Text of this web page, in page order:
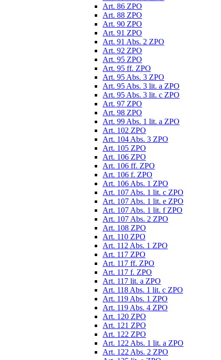
Art. 86 ZPO
Art. 88 ZPO
Art. 90 ZPO
Art. 91 ZPO
Art. 91 Abs. 2 ZPO
Art. 92 ZPO
Art. 95 ZPO
Art. 95 ff. ZPO
Art. 95 Abs. 3 ZPO
Art. 95 Abs. 3 lit. a ZPO
Art. 95 Abs. 3 lit. c ZPO
Art. 97 ZPO
Art. 98 ZPO
Art. 99 Abs. 1 lit. a ZPO
Art. 102 ZPO
Art. 104 Abs. 3 ZPO
Art. 105 ZPO
Art. 106 ZPO
Art. 106 ff. ZPO
Art. 106 f. ZPO
Art. 106 Abs. 1 ZPO
Art. 107 Abs. 1 lit. c ZPO
Art. 107 Abs. 1 lit. e ZPO
Art. 107 Abs. 1 lit. f ZPO
Art. 107 Abs. 2 ZPO
Art. 108 ZPO
Art. 110 ZPO
Art. 112 Abs. 1 ZPO
Art. 117 ZPO
Art. 117 ff. ZPO
Art. 117 f. ZPO
Art. 117 lit. a ZPO
Art. 118 Abs. 1 lit. c ZPO
Art. 119 Abs. 1 ZPO
Art. 119 Abs. 4 ZPO
Art. 120 ZPO
Art. 121 ZPO
Art. 122 ZPO
Art. 122 Abs. 1 lit. a ZPO
Art. 122 Abs. 2 ZPO